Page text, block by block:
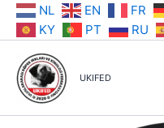
İçeriğe NL EN FR
KY
PT RU
UKIFED